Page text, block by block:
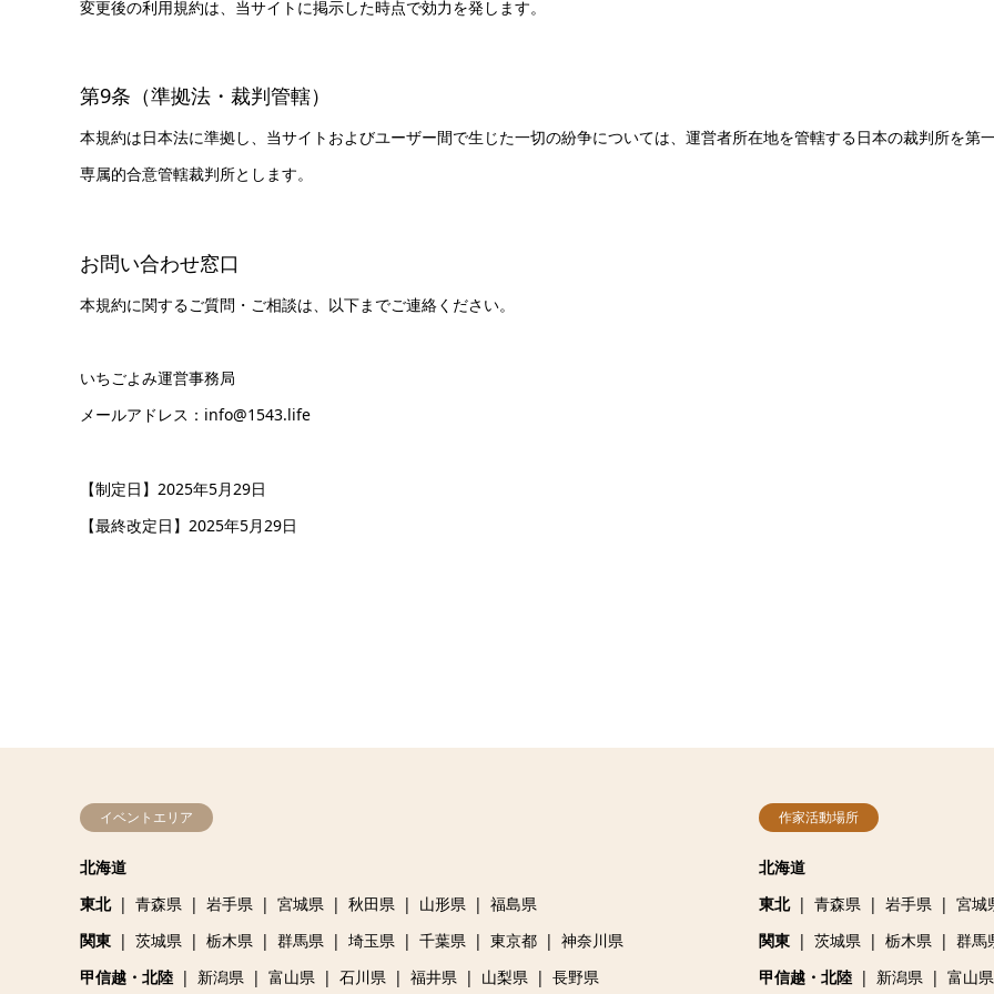
変更後の利用規約は、当サイトに掲示した時点で効力を発します。
第9条（準拠法・裁判管轄）
本規約は日本法に準拠し、当サイトおよびユーザー間で生じた一切の紛争については、運営者所在地を管轄する日本の裁判所を第
専属的合意管轄裁判所とします。
お問い合わせ窓口
本規約に関するご質問・ご相談は、以下までご連絡ください。
いちごよみ運営事務局
メールアドレス：info@1543.life
【制定日】2025年5月29日
【最終改定日】2025年5月29日
イベントエリア
北海道
東北
青森県 岩手県 宮城県 秋田県 山形県
福島県
関東
茨城県 栃木県 群馬県 埼玉県 千葉県 東京都
神奈川県
甲信越・北陸
新潟県 富山県 石川県 福井県 山梨県 長野県
作家活動場所
北海道
東北
青森県 岩手県
宮城
関東
茨城県 栃木県
群馬
甲信越・北陸
新潟県 富山県